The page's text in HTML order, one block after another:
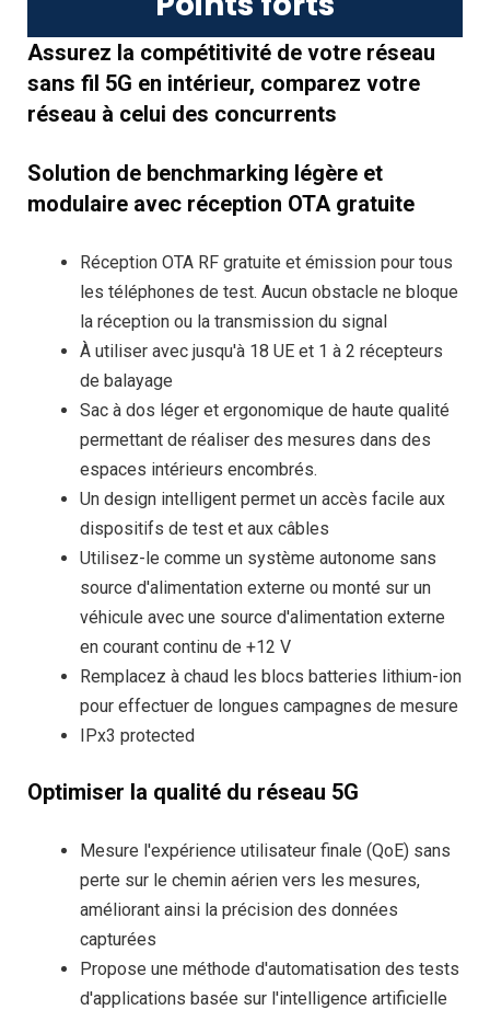
Assurez la compétitivité de votre réseau
sans fil 5G en intérieur, comparez votre
réseau à celui des concurrents
Solution de benchmarking légère et
modulaire avec réception OTA gratuite
Réception OTA RF gratuite et émission pour tous
les téléphones de test. Aucun obstacle ne bloque
la réception ou la transmission du signal
À utiliser avec jusqu'à 18 UE et 1 à 2 récepteurs
de balayage
Sac à dos léger et ergonomique de haute qualité
permettant de réaliser des mesures dans des
espaces intérieurs encombrés.
Un design intelligent permet un accès facile aux
dispositifs de test et aux câbles
Utilisez-le comme un système autonome sans
source d'alimentation externe ou monté sur un
véhicule avec une source d'alimentation externe
en courant continu de +12 V
Remplacez à chaud les blocs batteries lithium-ion
pour effectuer de longues campagnes de mesure
IPx3 protected
Optimiser la qualité du réseau 5G
Mesure l'expérience utilisateur finale (QoE) sans
perte sur le chemin aérien vers les mesures,
améliorant ainsi la précision des données
capturées
Propose une méthode d'automatisation des tests
d'applications basée sur l'intelligence artificielle